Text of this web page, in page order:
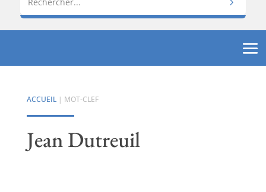
ACCUEIL| MOT-CLEF
Jean Dutreuil